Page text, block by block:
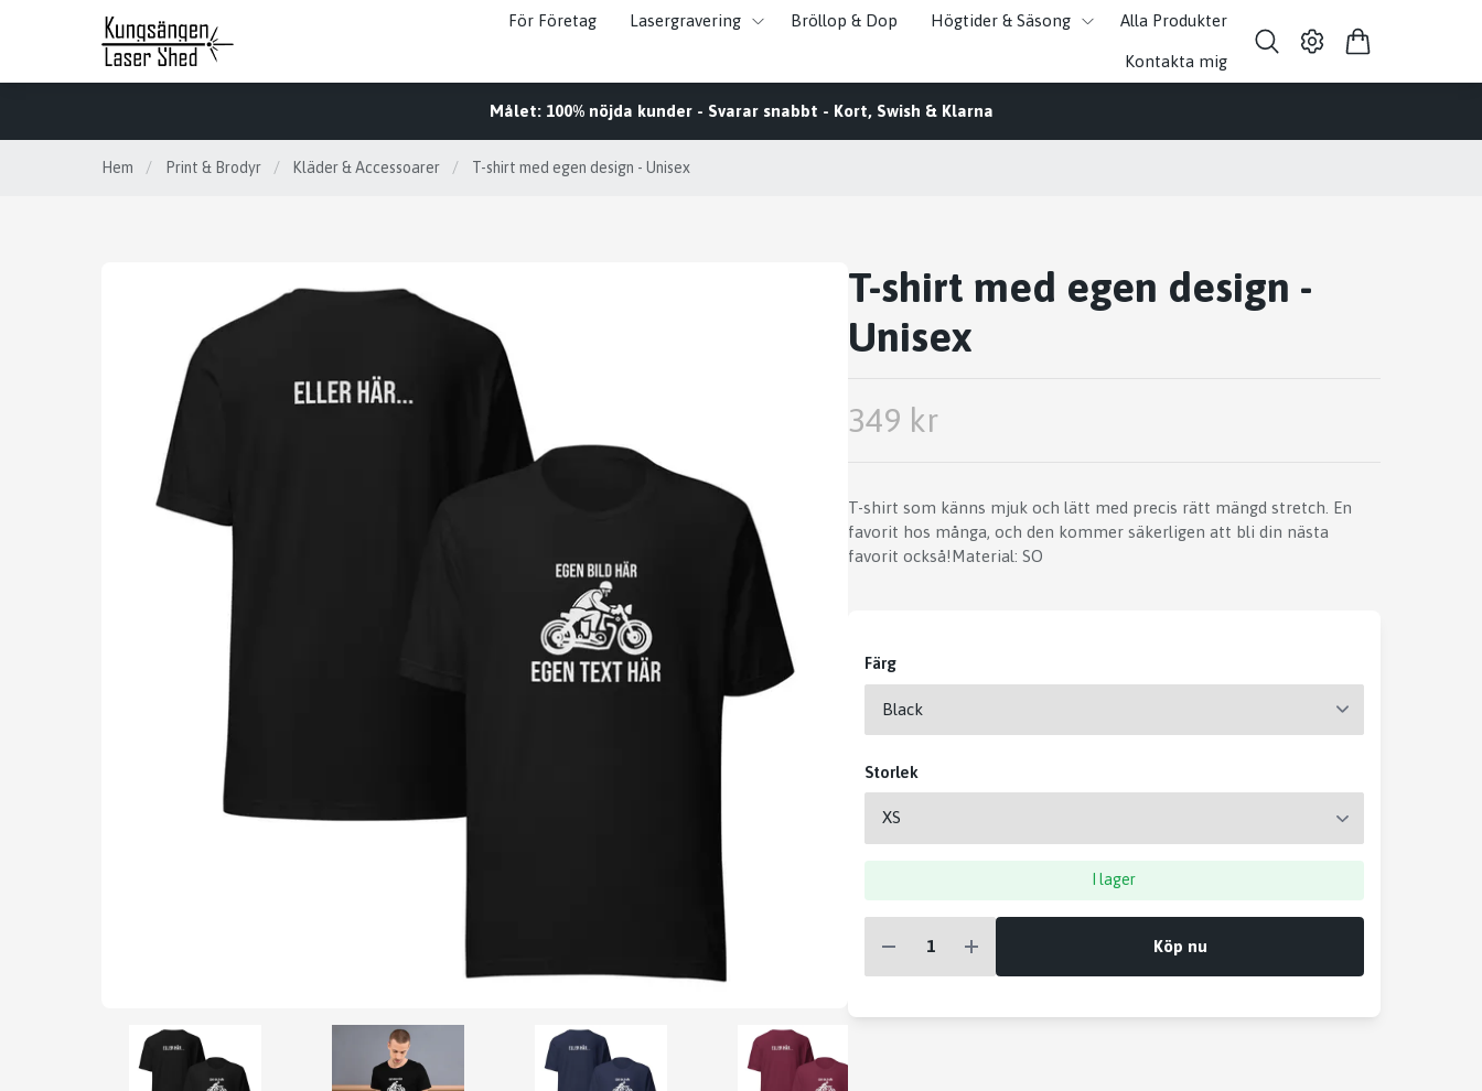
För Företag Lasergravering Bröllop & Dop Högtider & Säsong Alla Produkter
Kontakta mig
Målet: 100% nöjda kunder - Svarar snabbt - Kort, Swish & Klarna
Hem / Print & Brodyr / Kläder & Accessoarer / T-shirt med egen design - Unisex
T-shirt med egen design -
Unisex
349 kr
T-shirt som känns mjuk och lätt med precis rätt mängd stretch. En
favorit hos många, och den kommer säkerligen att bli din nästa
favorit också!Material: SO
Färg
Storlek
I lager
Köp nu